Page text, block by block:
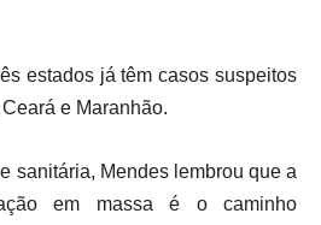
estados já têm casos suspeitos
e Maranhão.
sanitária, Mendes lembrou que a
em massa é o caminho